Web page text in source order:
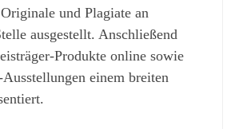
und Plagiate an
ausgestellt. Anschließend
Produkte online sowie
einem breiten